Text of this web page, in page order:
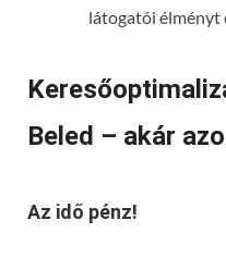
látogatói élményt
Beled – akár
Az idő pénz!